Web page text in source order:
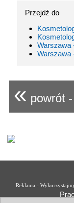
Przejdź do
Warszawa
Warszawa
« powrót
Reklama -